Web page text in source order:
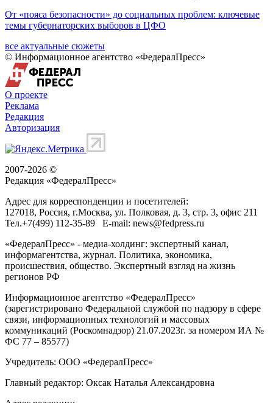
От «пояса безопасности» до социальных проблем: ключевые
темы губернаторских выборов в ЦФО
все актуальные сюжеты
© Информационное агентство «ФедералПресс»
О проекте
Реклама
Редакция
Авторизация
2007-2026 ©
Редакция «ФедералПресс»
Адрес для корреспонденции и посетителей:
127018, Россия, г.Москва, ул. Полковая, д. 3, стр. 3, офис 211
Тел.+7(499) 112-35-89 E-mail: news@fedpress.ru
«ФедералПресс» - медиа-холдинг: экспертный канал,
информагентства, журнал. Политика, экономика,
происшествия, общество. Экспертный взгляд на жизнь
регионов РФ
Информационное агентство «ФедералПресс»
(зарегистрировано Федеральной службой по надзору в сфере
связи, информационных технологий и массовых
коммуникаций (Роскомнадзор) 21.07.2023г. за номером ИА №
ФС 77 – 85577)
Учредитель: ООО «ФедералПресс»
Главный редактор: Оксак Наталья Александровна